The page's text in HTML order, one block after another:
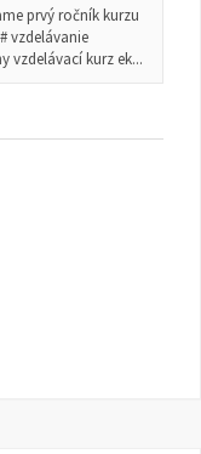
prvý ročník kurzu
vzdelávanie
vzdelávací kurz ek...